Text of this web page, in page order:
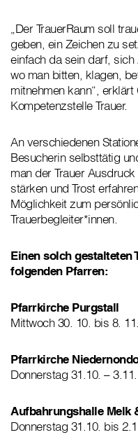
„Der TrauerRaum soll
geben, ein Zeichen zu
einfach da sein darf, sich
wo man bitten, klagen,
mitnehmen kann“,
Kompetenzstelle Trauer.
An verschiedenen
Besucherin selbsttätig
man der Trauer
stärken und Trost
Möglichkeit zum
Trauerbegleiter*innen.
Einen solch gestalteten
folgenden Pfarren:
Pfarrkirche Purgstall
Mittwoch 30. 10. bis 8.
Pfarrkirche
Donnerstag 31.10. –
Aufbahrungshalle Melk
Donnerstag 31.10. bis